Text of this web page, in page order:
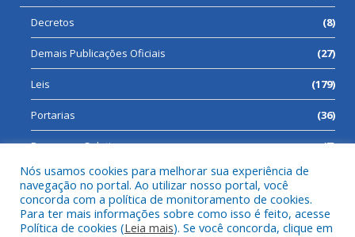
Decretos (8)
Demais Publicações Oficiais (27)
Leis (179)
Portarias (36)
Processos Seletivos (7)
Todos os direitos reservados a Prefeitura Municipal de Cumaru
do Norte.
Nós usamos cookies para melhorar sua experiência de
navegação no portal. Ao utilizar nosso portal, você
concorda com a política de monitoramento de cookies.
Para ter mais informações sobre como isso é feito, acesse
Política de cookies (Leia mais). Se você concorda, clique em